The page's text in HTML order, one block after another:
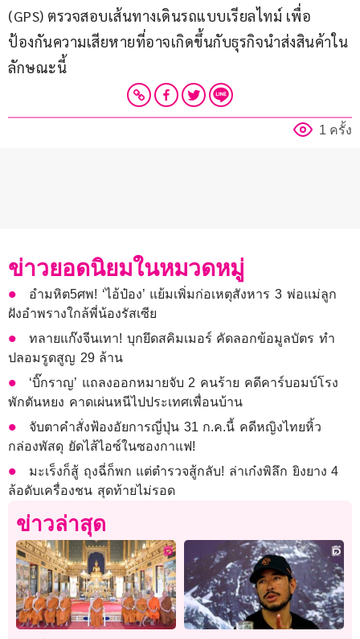
(GPS) ตรวจสอบเส้นทางเดินรถแบบเรียลไทม์ เพื่อ
ป้องกันความเสียหายที่อาจเกิดขึ้นกับธุรกิจนำส่งสินค้าใน
ลักษณะนี้
1 ครั้ง
ข่าวยอดนิยมในหมวดหมู่
อำมหิต5ศพ! ‘ไอ้ป๋อง’ แย้มเพิ่มก่อเหตุสังหาร 3 พ่อแม่ลูก
ฝังอำพรางใกล้พี่น้องรัสเซีย
ทลายแก๊งจีนเทา! บุกยึดสคิมเมอร์ คัดลอกข้อมูลบัตร ทำ
ปลอมรูดสูญ 29 ล้าน
‘บิ๊กราญ’ แถลงออกหมายจับ 2 คนร้าย คดีคาร์บอมบ์โรง
พักตันหยง คาดเผ่นหนีไปประเทศเพื่อนบ้าน
จับตาคำสั่งฟ้องอัยการญี่ปุ่น 31 ก.ค.นี้ คดีหญิงไทยหิ้ว
กล่องพัสดุ ยัดไส้ไอซ์ในซองกาแฟ!
มะเร็งก็สู้ ถุงฉี่ก็พก แต่ตำรวจสู้กลับ! ล่าเก๋งพิลึก ยิงยาง 4
ล้อดับเครื่องชน สุดท้ายไม่รอด
ข่าวล่าสุด